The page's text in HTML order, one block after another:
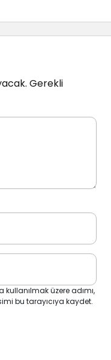
Gerekli
üzere adımı,
bu tarayıcıya kaydet.